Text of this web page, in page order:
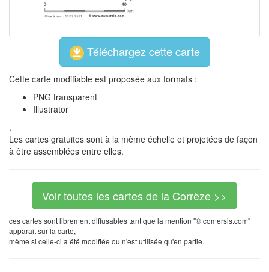
Téléchargez cette carte
Cette carte modifiable est proposée aux formats :
PNG transparent
Illustrator
.
Les cartes gratuites sont à la même échelle et projetées de façon
à être assemblées entre elles.
Voir toutes les cartes de la Corrèze >>
ces cartes sont librement diffusables tant que la mention "© comersis.com"
apparait sur la carte,
même si celle-ci a été modifiée ou n'est utilisée qu'en partie.